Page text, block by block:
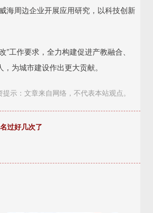
海周边企业开展应用研究，以科技创新
工作要求，全力构建促进产教融合、
为城市建设作出更大贡献。
提示：文章来自网络，不代表本站观点。
过好几次了